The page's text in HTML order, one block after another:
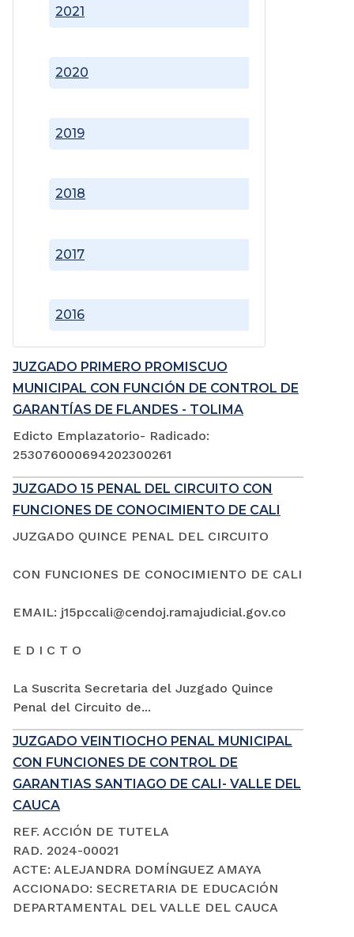
2016
2017
2018
2019
2020
2021
JUZGADO PRIMERO PROMISCUO
MUNICIPAL CON FUNCIÓN DE CONTROL DE
GARANTÍAS DE FLANDES - TOLIMA
Edicto Emplazatorio- Radicado:
253076000694202300261
JUZGADO 15 PENAL DEL CIRCUITO CON
FUNCIONES DE CONOCIMIENTO DE CALI
JUZGADO QUINCE PENAL DEL CIRCUITO
CON FUNCIONES DE CONOCIMIENTO DE CALI
EMAIL: j15pccali@cendoj.ramajudicial.gov.co
E D I C T O
La Suscrita Secretaria del Juzgado Quince
Penal del Circuito de...
JUZGADO VEINTIOCHO PENAL MUNICIPAL
CON FUNCIONES DE CONTROL DE
GARANTIAS SANTIAGO DE CALI- VALLE DEL
CAUCA
REF. ACCIÓN DE TUTELA
RAD. 2024-00021
ACTE: ALEJANDRA DOMÍNGUEZ AMAYA
ACCIONADO: SECRETARIA DE EDUCACIÓN
DEPARTAMENTAL DEL VALLE DEL CAUCA